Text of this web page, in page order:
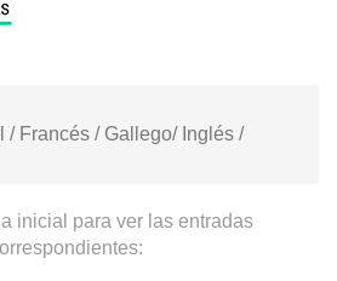
/ Francés / Gallego/ Inglés /
inicial para ver las entradas